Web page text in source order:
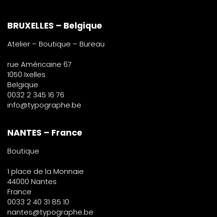
BRUXELLES – Belgique
Atelier – Boutique – Bureau
rue Américaine 67
1050 Ixelles
Belgique
0032 2 345 16 76
info@typographe.be
NANTES – France
Boutique
1 place de la Monnaie
44000 Nantes
France
0033 2 40 31 85 10
nantes@typographe.be